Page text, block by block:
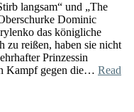
langsam“ und „The
Dominic
das königliche
zu reißen, haben sie nicht
Prinzessin
Kampf gegen die… Read